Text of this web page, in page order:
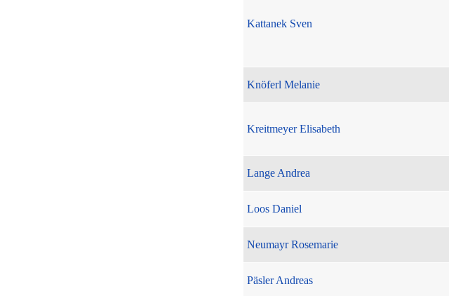
Kattanek Sven
Knöferl Melanie
Kreitmeyer Elisabeth
Lange Andrea
Loos Daniel
Neumayr Rosemarie
Päsler Andreas